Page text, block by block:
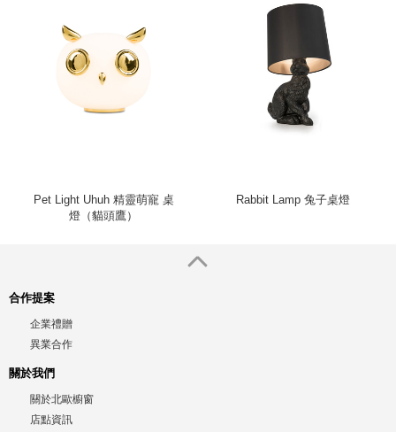
Pet Light Uhuh 精靈萌寵 桌
燈（貓頭鷹）
Rabbit Lamp 兔子桌燈
合作提案
企業禮贈
異業合作
關於我們
關於北歐櫥窗
店點資訊